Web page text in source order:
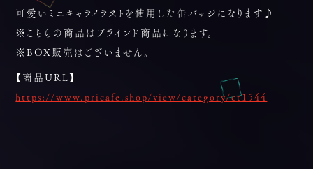
可愛いミニキャライラストを使用した缶バッジになります♪
※こちらの商品はブラインド商品になります。
※BOX販売はございません。
【商品URL】
https://www.pricafe.shop/view/category/ct1544